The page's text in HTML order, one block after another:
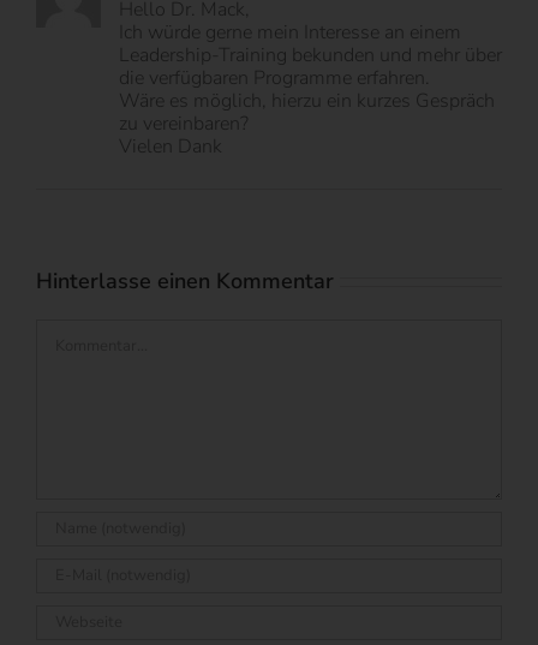
Hello Dr. Mack,
Ich würde gerne mein Interesse an einem
Leadership-Training bekunden und mehr über
die verfügbaren Programme erfahren.
Wäre es möglich, hierzu ein kurzes Gespräch
zu vereinbaren?
Vielen Dank
Hinterlasse einen Kommentar